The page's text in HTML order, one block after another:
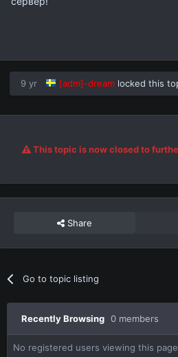
9 yr [adm]-dream locked this
This topic is now closed to
Share
Go to topic listing
Recently Browsing 0 members
No registered users viewing this